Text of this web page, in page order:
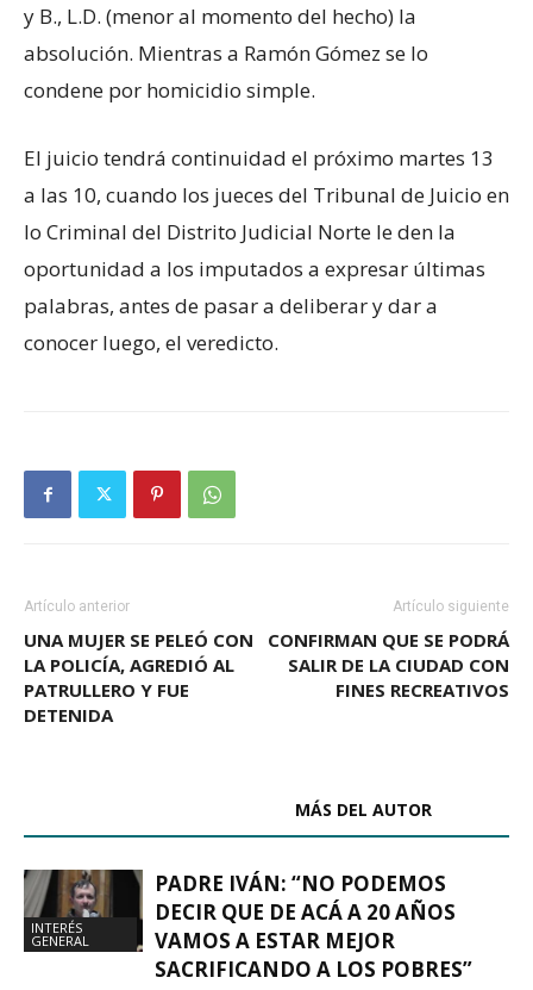
y B., L.D. (menor al momento del hecho) la
absolución. Mientras a Ramón Gómez se lo
condene por homicidio simple.
El juicio tendrá continuidad el próximo martes 13
a las 10, cuando los jueces del Tribunal de Juicio en
lo Criminal del Distrito Judicial Norte le den la
oportunidad a los imputados a expresar últimas
palabras, antes de pasar a deliberar y dar a
conocer luego, el veredicto.
Artículo anterior
UNA MUJER SE PELEÓ CON
LA POLICÍA, AGREDIÓ AL
PATRULLERO Y FUE
DETENIDA
Artículo siguiente
CONFIRMAN QUE SE PODRÁ
SALIR DE LA CIUDAD CON
FINES RECREATIVOS
MÁS DEL AUTOR
INTERÉS
GENERAL
PADRE IVÁN: “NO PODEMOS
DECIR QUE DE ACÁ A 20 AÑOS
VAMOS A ESTAR MEJOR
SACRIFICANDO A LOS POBRES”